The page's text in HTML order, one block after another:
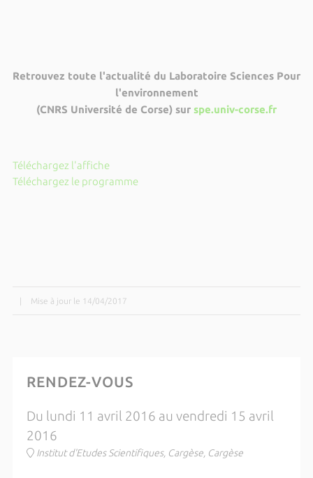
Retrouvez toute l'actualité du Laboratoire Sciences Pour
l'environnement
(CNRS Université de Corse) sur spe.univ-corse.fr
Téléchargez l'affiche
Téléchargez le programme
Mise à jour le 14/04/2017
RENDEZ-VOUS
Du lundi 11 avril 2016 au vendredi 15 avril
2016
Institut d'Etudes Scientifiques, Cargèse, Cargèse